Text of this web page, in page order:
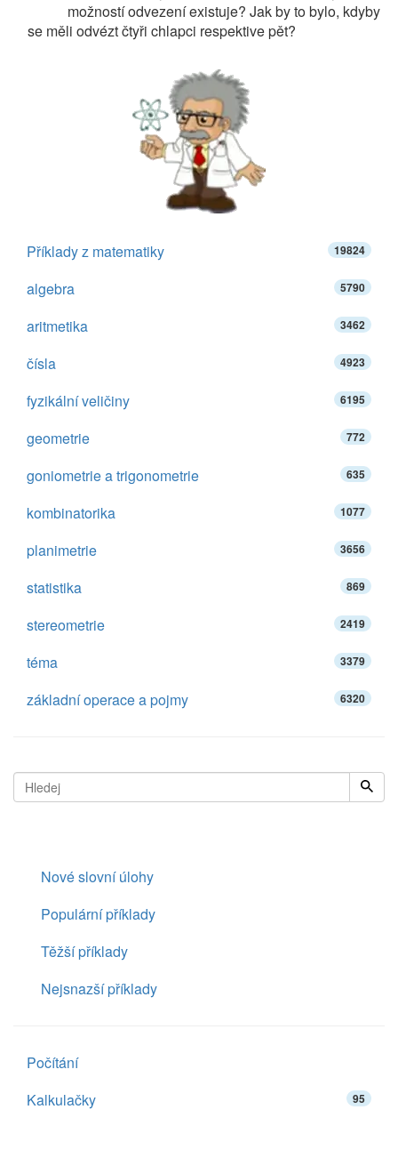
možností odvezení existuje? Jak by to bylo, kdyby
se měli odvézt čtyři chlapci respektive pět?
Příklady z matematiky 19824
algebra 5790
aritmetika 3462
čísla 4923
fyzikální veličiny 6195
geometrie 772
goniometrie a trigonometrie 635
kombinatorika 1077
planimetrie 3656
statistika 869
stereometrie 2419
téma 3379
základní operace a pojmy 6320
Nové slovní úlohy
Populární příklady
Těžší příklady
Nejsnazší příklady
Počítání
Kalkulačky
95